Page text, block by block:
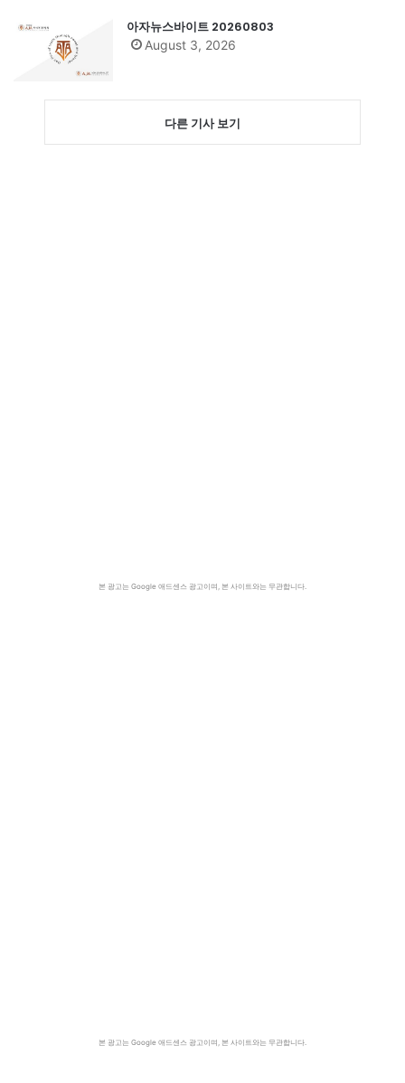
아자뉴스바이트 20260803
August 3, 2026
다른 기사 보기
본 광고는 Google 애드센스 광고이며, 본 사이트와는 무관합니다.
본 광고는 Google 애드센스 광고이며, 본 사이트와는 무관합니다.